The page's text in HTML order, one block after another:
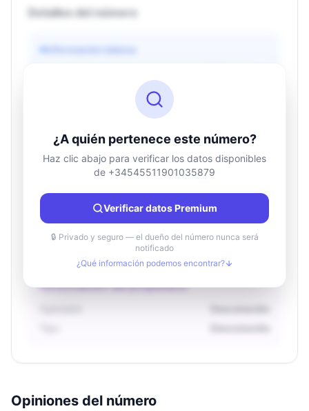
Detalles del número
Información básica
Información de ubicación
País
Desconocido
Ciudad
Desconocido
Región
Desconocido
Información del propietario
¿A quién pertenece este número?
Haz clic abajo para verificar los datos disponibles
de +34545511901035879
Verificar datos Premium
🔒 Privado y seguro — el dueño del número nunca será
notificado
¿Qué información podemos encontrar?
Opiniones del número